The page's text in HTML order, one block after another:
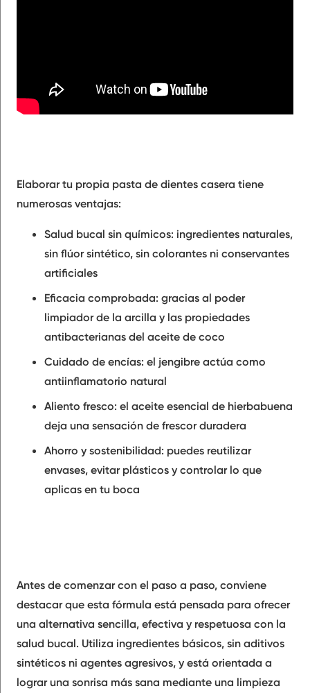
Elaborar tu propia pasta de dientes casera tiene
numerosas ventajas:
Salud bucal sin químicos: ingredientes naturales,
sin flúor sintético, sin colorantes ni conservantes
artificiales
Eficacia comprobada: gracias al poder
limpiador de la arcilla y las propiedades
antibacterianas del aceite de coco
Cuidado de encías: el jengibre actúa como
antiinflamatorio natural
Aliento fresco: el aceite esencial de hierbabuena
deja una sensación de frescor duradera
Ahorro y sostenibilidad: puedes reutilizar
envases, evitar plásticos y controlar lo que
aplicas en tu boca
Antes de comenzar con el paso a paso, conviene
destacar que esta fórmula está pensada para ofrecer
una alternativa sencilla, efectiva y respetuosa con la
salud bucal. Utiliza ingredientes básicos, sin aditivos
sintéticos ni agentes agresivos, y está orientada a
lograr una sonrisa más sana mediante una limpieza